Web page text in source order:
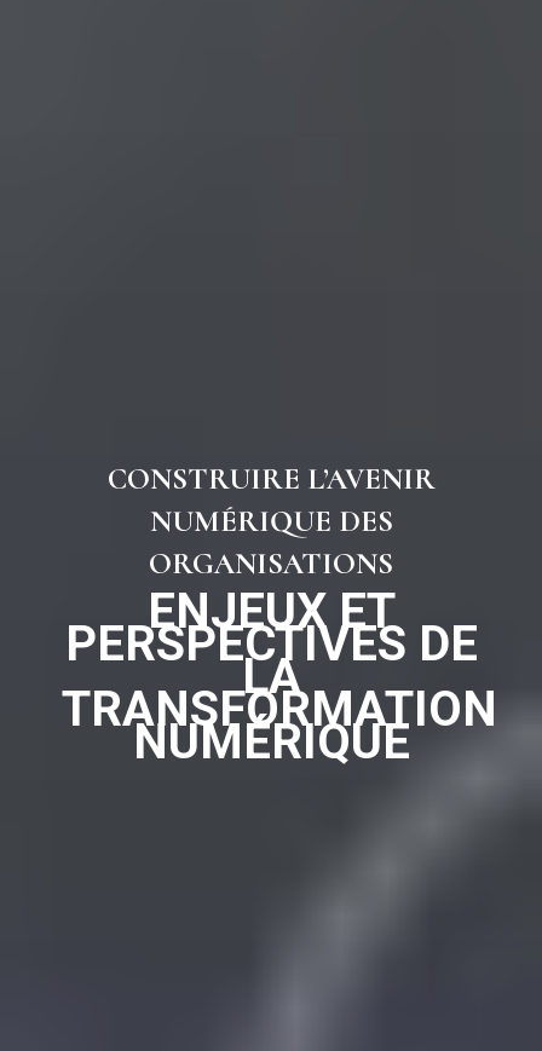
CONSTRUIRE L’AVENIR
NUMÉRIQUE DES
ORGANISATIONS
ENJEUX ET
PERSPECTIVES DE
LA
TRANSFORMATION
NUMÉRIQUE